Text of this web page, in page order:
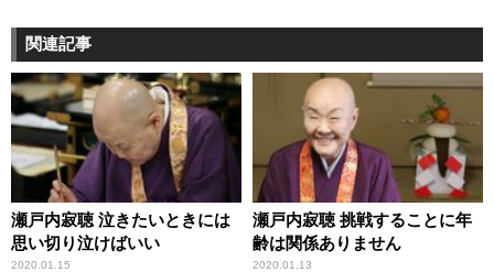
関連記事
瀬戸内寂聴 泣きたいときには
思い切り泣けばいい
2020.01.15
瀬戸内寂聴 挑戦することに年
齢は関係ありません
2020.01.13